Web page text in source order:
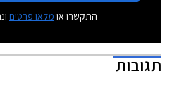
התקשרו או מלאו פרטים
תגובות